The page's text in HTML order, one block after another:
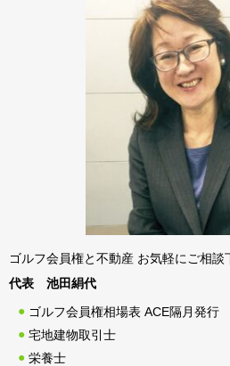
ゴルフ会員権と不動産 お気軽にご相談
代表 池田絹代
ゴルフ会員権相場表 ACE隔月発行
宅地建物取引士
栄養士